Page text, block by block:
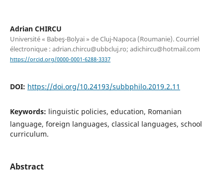
Adrian CHIRCU
Université « Babeş-Bolyai » de Cluj-Napoca (Roumanie). Courriel
électronique : adrian.chircu@ubbcluj.ro; adichircu@hotmail.com
https://orcid.org/0000-0001-6288-3337
DOI: https://doi.org/10.24193/subbphilo.2019.2.11
Keywords: linguistic policies, education, Romanian
language, foreign languages, classical languages, school
curriculum.
Abstract